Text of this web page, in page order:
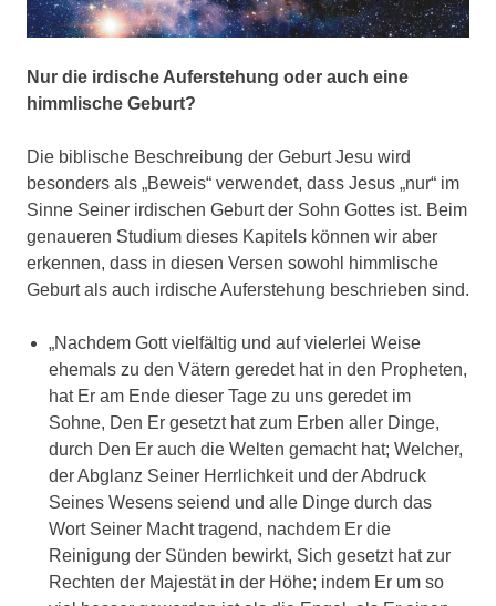
Nur die irdische Auferstehung oder auch eine
himmlische Geburt?
Die biblische Beschreibung der Geburt Jesu wird
besonders als „Beweis“ verwendet, dass Jesus „nur“ im
Sinne Seiner irdischen Geburt der Sohn Gottes ist. Beim
genaueren Studium dieses Kapitels können wir aber
erkennen, dass in diesen Versen sowohl himmlische
Geburt als auch irdische Auferstehung beschrieben sind.
„Nachdem Gott vielfältig und auf vielerlei Weise
ehemals zu den Vätern geredet hat in den Propheten,
hat Er am Ende dieser Tage zu uns geredet im
Sohne, Den Er gesetzt hat zum Erben aller Dinge,
durch Den Er auch die Welten gemacht hat; Welcher,
der Abglanz Seiner Herrlichkeit und der Abdruck
Seines Wesens seiend und alle Dinge durch das
Wort Seiner Macht tragend, nachdem Er die
Reinigung der Sünden bewirkt, Sich gesetzt hat zur
Rechten der Majestät in der Höhe; indem Er um so